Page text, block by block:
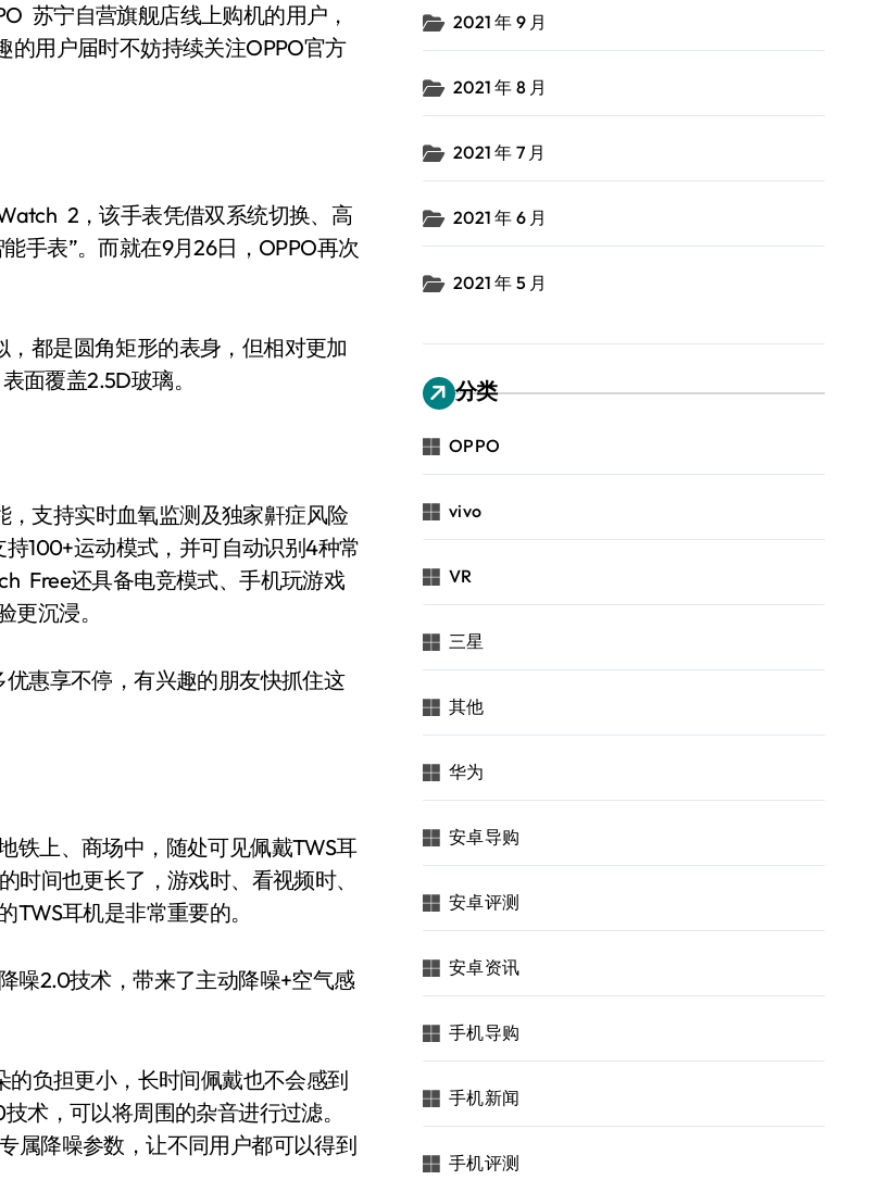
苏宁自营旗舰店线上购机的用户，
的用户届时不妨持续关注OPPO官方
2，该手表凭借双系统切换、高
手表”。而就在9月26日，OPPO再次
都是圆角矩形的表身，但相对更加
面覆盖2.5D玻璃。
支持实时血氧监测及独家鼾症风险
100+运动模式，并可自动识别4种常
Free还具备电竞模式、手机玩游戏
更沉浸。
惠享不停，有兴趣的朋友快抓住这
上、商场中，随处可见佩戴TWS耳
时间也更长了，游戏时、看视频时、
TWS耳机是非常重要的。
2.0技术，带来了主动降噪+空气感
负担更小，长时间佩戴也不会感到
术，可以将周围的杂音进行过滤。
属降噪参数，让不同用户都可以得到
2021 年 9 月
2021 年 8 月
2021 年 7 月
2021 年 6 月
2021 年 5 月
分类
OPPO
vivo
VR
三星
其他
华为
安卓导购
安卓评测
安卓资讯
手机导购
手机新闻
手机评测